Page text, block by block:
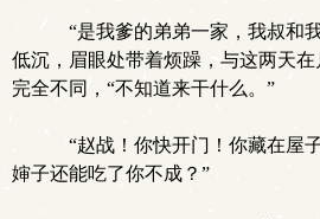
“是我爹的弟弟一家，我叔和
低沉，眉眼处带着烦躁，与这两天
完全不同，“不知道来干什么。”
“赵战！你快开门！你藏在屋
婶子还能吃了你不成？”